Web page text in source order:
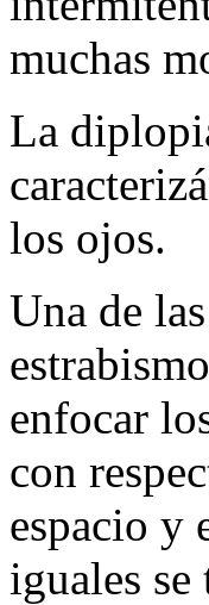
muchas
La
los ojos.
Una de
enfocar
con
espacio y
iguales se